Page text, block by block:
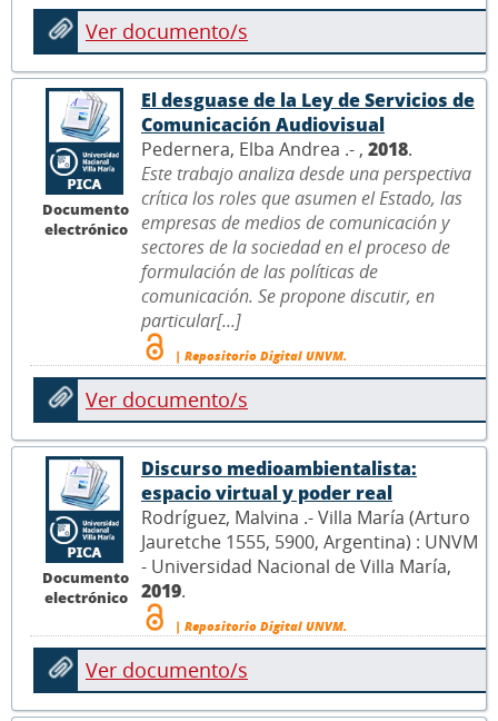
Ver documento/s
Documento
electrónico
El desguase de la Ley de Servicios de
Comunicación Audiovisual
Pedernera, Elba Andrea .- , 2018.
Este trabajo analiza desde una perspectiva
crítica los roles que asumen el Estado, las
empresas de medios de comunicación y
sectores de la sociedad en el proceso de
formulación de las políticas de
comunicación. Se propone discutir, en
particular[...]
| Repositorio Digital UNVM.
Ver documento/s
Documento
electrónico
Discurso medioambientalista:
espacio virtual y poder real
Rodríguez, Malvina .- Villa María (Arturo
Jauretche 1555, 5900, Argentina) : UNVM
- Universidad Nacional de Villa María,
2019.
| Repositorio Digital UNVM.
Ver documento/s